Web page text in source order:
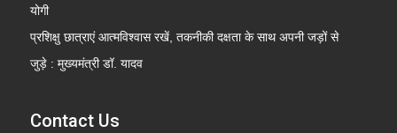
योगी
प्रशिक्षु छात्राएं आत्मविश्वास रखें, तकनीकी दक्षता के साथ अपनी जड़ों से
जुड़े : मुख्यमंत्री डॉ. यादव
Contact Us